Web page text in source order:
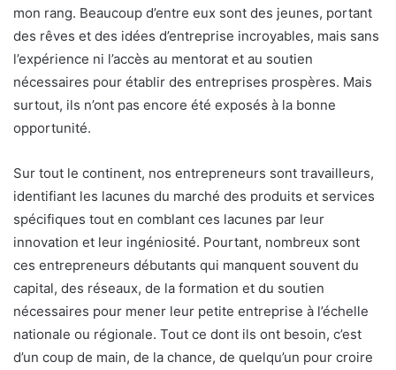
mon rang. Beaucoup d’entre eux sont des jeunes, portant
des rêves et des idées d’entreprise incroyables, mais sans
l’expérience ni l’accès au mentorat et au soutien
nécessaires pour établir des entreprises prospères. Mais
surtout, ils n’ont pas encore été exposés à la bonne
opportunité.
Sur tout le continent, nos entrepreneurs sont travailleurs,
identifiant les lacunes du marché des produits et services
spécifiques tout en comblant ces lacunes par leur
innovation et leur ingéniosité. Pourtant, nombreux sont
ces entrepreneurs débutants qui manquent souvent du
capital, des réseaux, de la formation et du soutien
nécessaires pour mener leur petite entreprise à l’échelle
nationale ou régionale. Tout ce dont ils ont besoin, c’est
d’un coup de main, de la chance, de quelqu’un pour croire